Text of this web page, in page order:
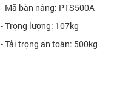
- Mã bàn nâng: PTS500A
- Trọng lượng: 107kg
- Tải trọng an toàn: 500kg